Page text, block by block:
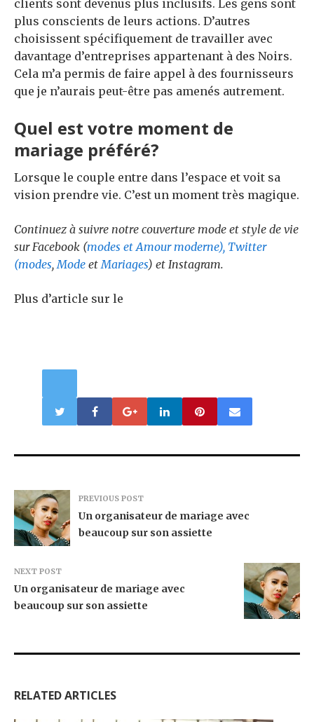
clients sont devenus plus inclusifs. Les gens sont
plus conscients de leurs actions. D’autres
choisissent spécifiquement de travailler avec
davantage d’entreprises appartenant à des Noirs.
Cela m’a permis de faire appel à des fournisseurs
que je n’aurais peut-être pas amenés autrement.
Quel est votre moment de
mariage préféré?
Lorsque le couple entre dans l’espace et voit sa
vision prendre vie. C’est un moment très magique.
Continuez à suivre notre couverture mode et style de vie
sur Facebook (modes etAmour moderne), Twitter
(modes,Mode etMariages) et Instagram.
Plus d’article sur le
PREVIOUS POST
Un organisateur de mariage avec
beaucoup sur son assiette
NEXT POST
Un organisateur de mariage avec
beaucoup sur son assiette
RELATED ARTICLES